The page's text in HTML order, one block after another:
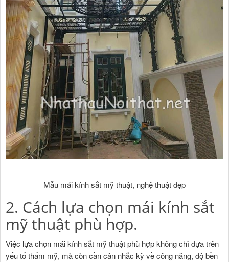
Mẫu mái kính sắt mỹ thuật, nghệ thuật đẹp
2. Cách lựa chọn mái kính sắt
mỹ thuật phù hợp.
Việc lựa chọn mái kính sắt mỹ thuật phù hợp không chỉ dựa trên
yếu tố thẩm mỹ, mà còn cần cân nhắc kỹ về công năng, độ bền